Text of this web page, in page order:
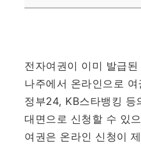
전자여권이 이미 발급
나주에서 온라인으로
정부24, KB스타뱅킹 등
대면으로 신청할 수 있
여권은 온라인 신청이